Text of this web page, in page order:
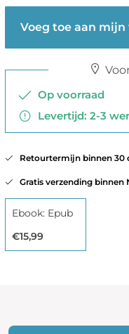
Voeg toe aan
Op voorraad
Levertijd: 2-3
Retourtermijn binnen 30
Gratis verzending binnen
Ebook: Epub
€15,99